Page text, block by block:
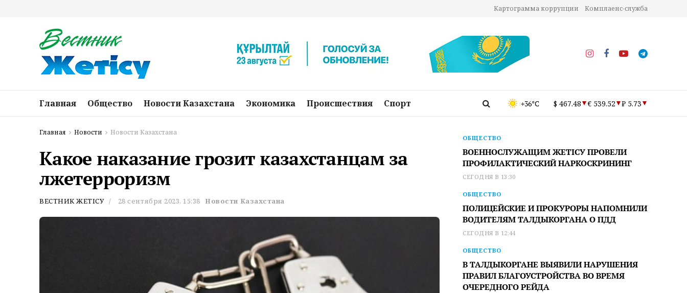
Картограмма коррупции Комплаенс-служба
Главная Общество Новости Казахстана Экономика Происшествия Спорт +36°C $ 467.48 € 539.52 ₽ 5.73
Главная Новости Новости Казахстана
Какое наказание грозит казахстанцам за
лжетерроризм
ВЕСТНИК ЖЕТІСУ 28 сентября 2023, 15:38 Новости Казахстана
ОБЩЕСТВО
ВОЕННОСЛУЖАЩИМ ЖЕТІСУ ПРОВЕЛИ
ПРОФИЛАКТИЧЕСКИЙ НАРКОСКРИНИНГ
СЕГОДНЯ В 13:30
ОБЩЕСТВО
ПОЛИЦЕЙСКИЕ И ПРОКУРОРЫ НАПОМНИЛИ
ВОДИТЕЛЯМ ТАЛДЫКОРГАНА О ПДД
СЕГОДНЯ В 12:44
ОБЩЕСТВО
В ТАЛДЫКОРГАНЕ ВЫЯВИЛИ НАРУШЕНИЯ
ПРАВИЛ БЛАГОУСТРОЙСТВА ВО ВРЕМЯ
ОЧЕРЕДНОГО РЕЙДА